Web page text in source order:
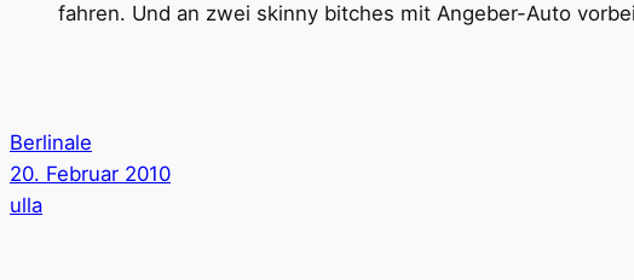
fahren. Und an zwei skinny bitches mit Angeber-Auto
Berlinale
20. Februar 2010
ulla